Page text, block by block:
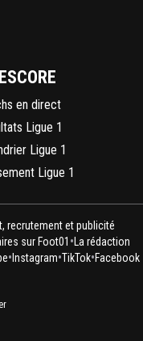
en direct
Ligue 1
Ligue 1
Ligue 1
recrutement et publicité
sur Foot01 • La rédaction
• Instagram•TikTok•Facebook